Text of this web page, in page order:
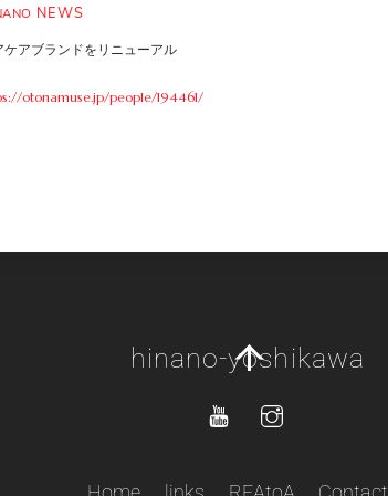
NEWS
ケアブランドをリニューアル
otonamuse.jp/people/194461/
Back
Top
hinano-yoshikawa